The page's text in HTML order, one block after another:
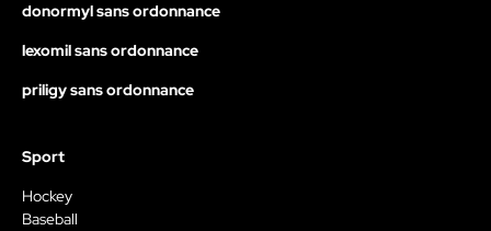
donormyl sans ordonnance
lexomil sans ordonnance
priligy sans ordonnance
Sport
Hockey
Baseball